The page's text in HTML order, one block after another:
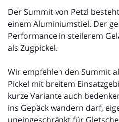
Der Summit von Petzl
einem Aluminiumstiel. Der
Performance in steilerem
als Zugpickel.
Wir empfehlen den Summit
Pickel mit breitem
kurze Variante auch
ins Gepäck wandern darf,
uneingeschränkt für